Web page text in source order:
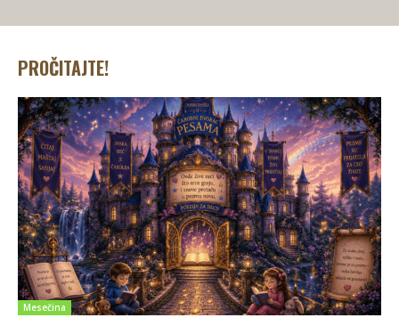
PROČITAJTE!
Mesečina